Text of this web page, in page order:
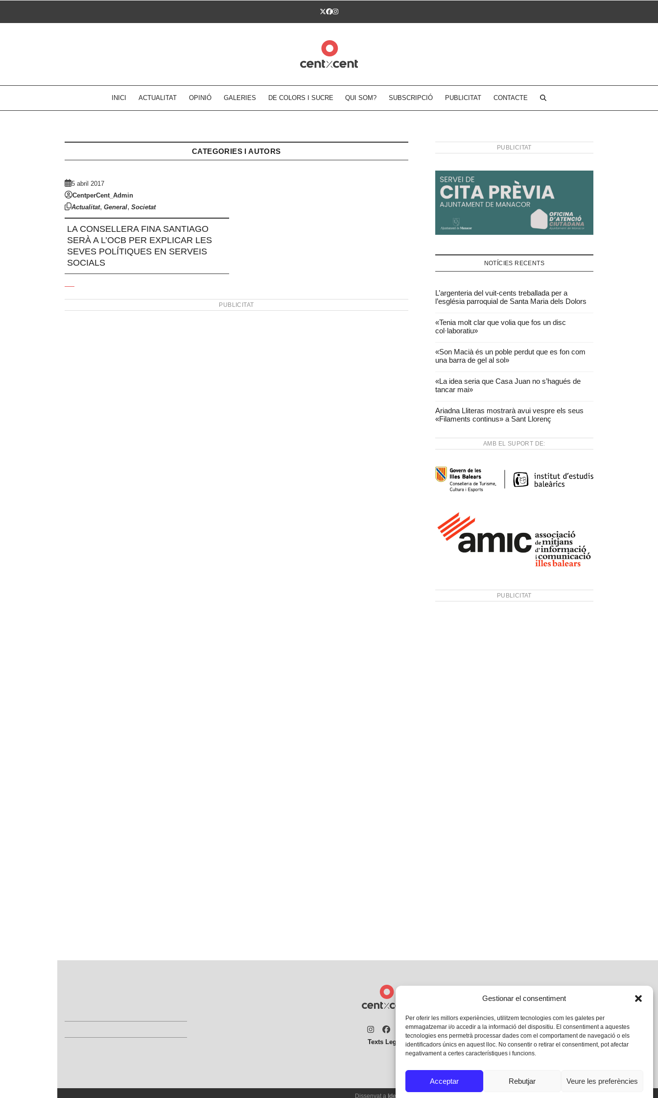
Gestionar el consentiment
Per oferir les millors experiències, utilitzem tecnologies com les galetes per
emmagatzemar i/o accedir a la informació del dispositiu. El consentiment a aquestes
tecnologies ens permetrà processar dades com el comportament de navegació o els
identificadors únics en aquest lloc. No consentir o retirar el consentiment, pot afectar
negativament a certes característiques i funcions.
Acceptar Rebutjar Veure les preferències
Twitter
Facebook
Instagram
INICI ACTUALITAT OPINIÓ GALERIES DE COLORS I SUCRE QUI SOM? SUBSCRIPCIÓ PUBLICITAT CONTACTE
CATEGORIES I AUTORS
5 abril 2017
CentperCent_Admin
Actualitat, General, Societat
LA CONSELLERA FINA SANTIAGO
SERÀ A L’OCB PER EXPLICAR LES
SEVES POLÍTIQUES EN SERVEIS
SOCIALS
PUBLICITAT
PUBLICITAT
NOTÍCIES RECENTS
L’argenteria del vuit-cents treballada per a
l’església parroquial de Santa Maria dels Dolors
«Tenia molt clar que volia que fos un disc
col·laboratiu»
«Son Macià és un poble perdut que es fon com
una barra de gel al sol»
«La idea seria que Casa Juan no s’hagués de
tancar mai»
Ariadna Lliteras mostrarà avui vespre els seus
«Filaments continus» a Sant Llorenç
AMB EL SUPORT DE:
PUBLICITAT
Instagram
Facebook
Twitter
Texts Legals
Dissenyat a Ideograma